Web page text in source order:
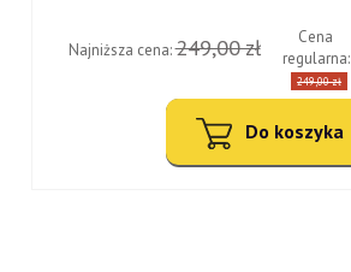
Cena
regularna:
249,00 zł
Najniższa cena:249,00 zł
Do koszyka